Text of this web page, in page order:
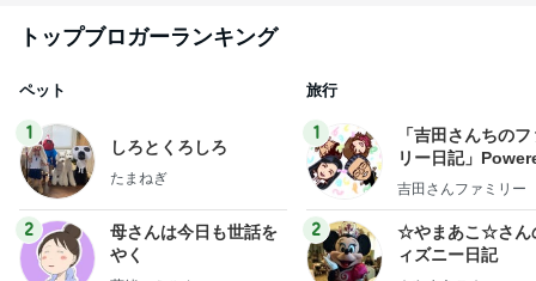
トップブロガーランキング
ペット
1
しろとくろしろ
たまねぎ
2
母さんは今日も世話を
やく
旅行
1
「吉田さんちの
リー日記」
y Ameba 吉田さ
ログ
吉田さんファミリー
2
☆やまあこ☆さん
ィズニー日記